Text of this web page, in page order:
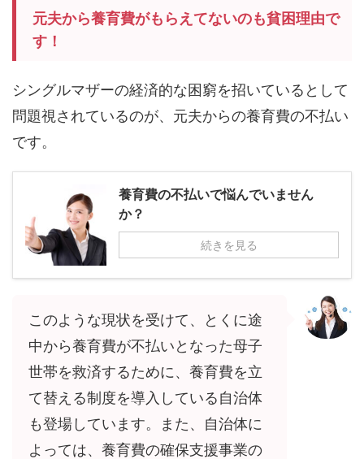
元夫から養育費がもらえてないのも貧困理由で
す！
シングルマザーの経済的な困窮を招いているとして
問題視されているのが、元夫からの養育費の不払い
です。
養育費の不払いで悩んでいません
か？
続きを見る
このような現状を受けて、とくに途
中から養育費が不払いとなった母子
世帯を救済するために、養育費を立
て替える制度を導入している自治体
も登場しています。また、自治体に
よっては、養育費の確保支援事業の